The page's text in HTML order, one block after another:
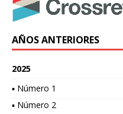
AÑOS ANTERIORES
2025
▪ Número 1
▪ Número 2